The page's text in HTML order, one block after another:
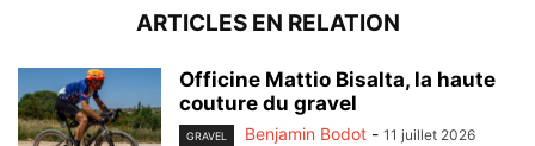
ARTICLES EN RELATION
Officine Mattio Bisalta, la haute
couture du gravel
GRAVEL Benjamin Bodot - 11 juillet 2026